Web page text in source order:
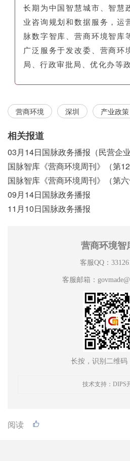
长期为中国智慧城市、智慧
业咨询规划和数据服务，运
脉数字智库、营商环境智库
广泛服务于发改委、营商环
局、行政审批局、优化办等
营商环境 深圳 产业政策
相关报道
09月14日国脉政务播报
11月10日国脉政务播报
营商环境智
客服QQ：
客服邮箱：
长按，识别二维码
技术支持：DIPS
阅读